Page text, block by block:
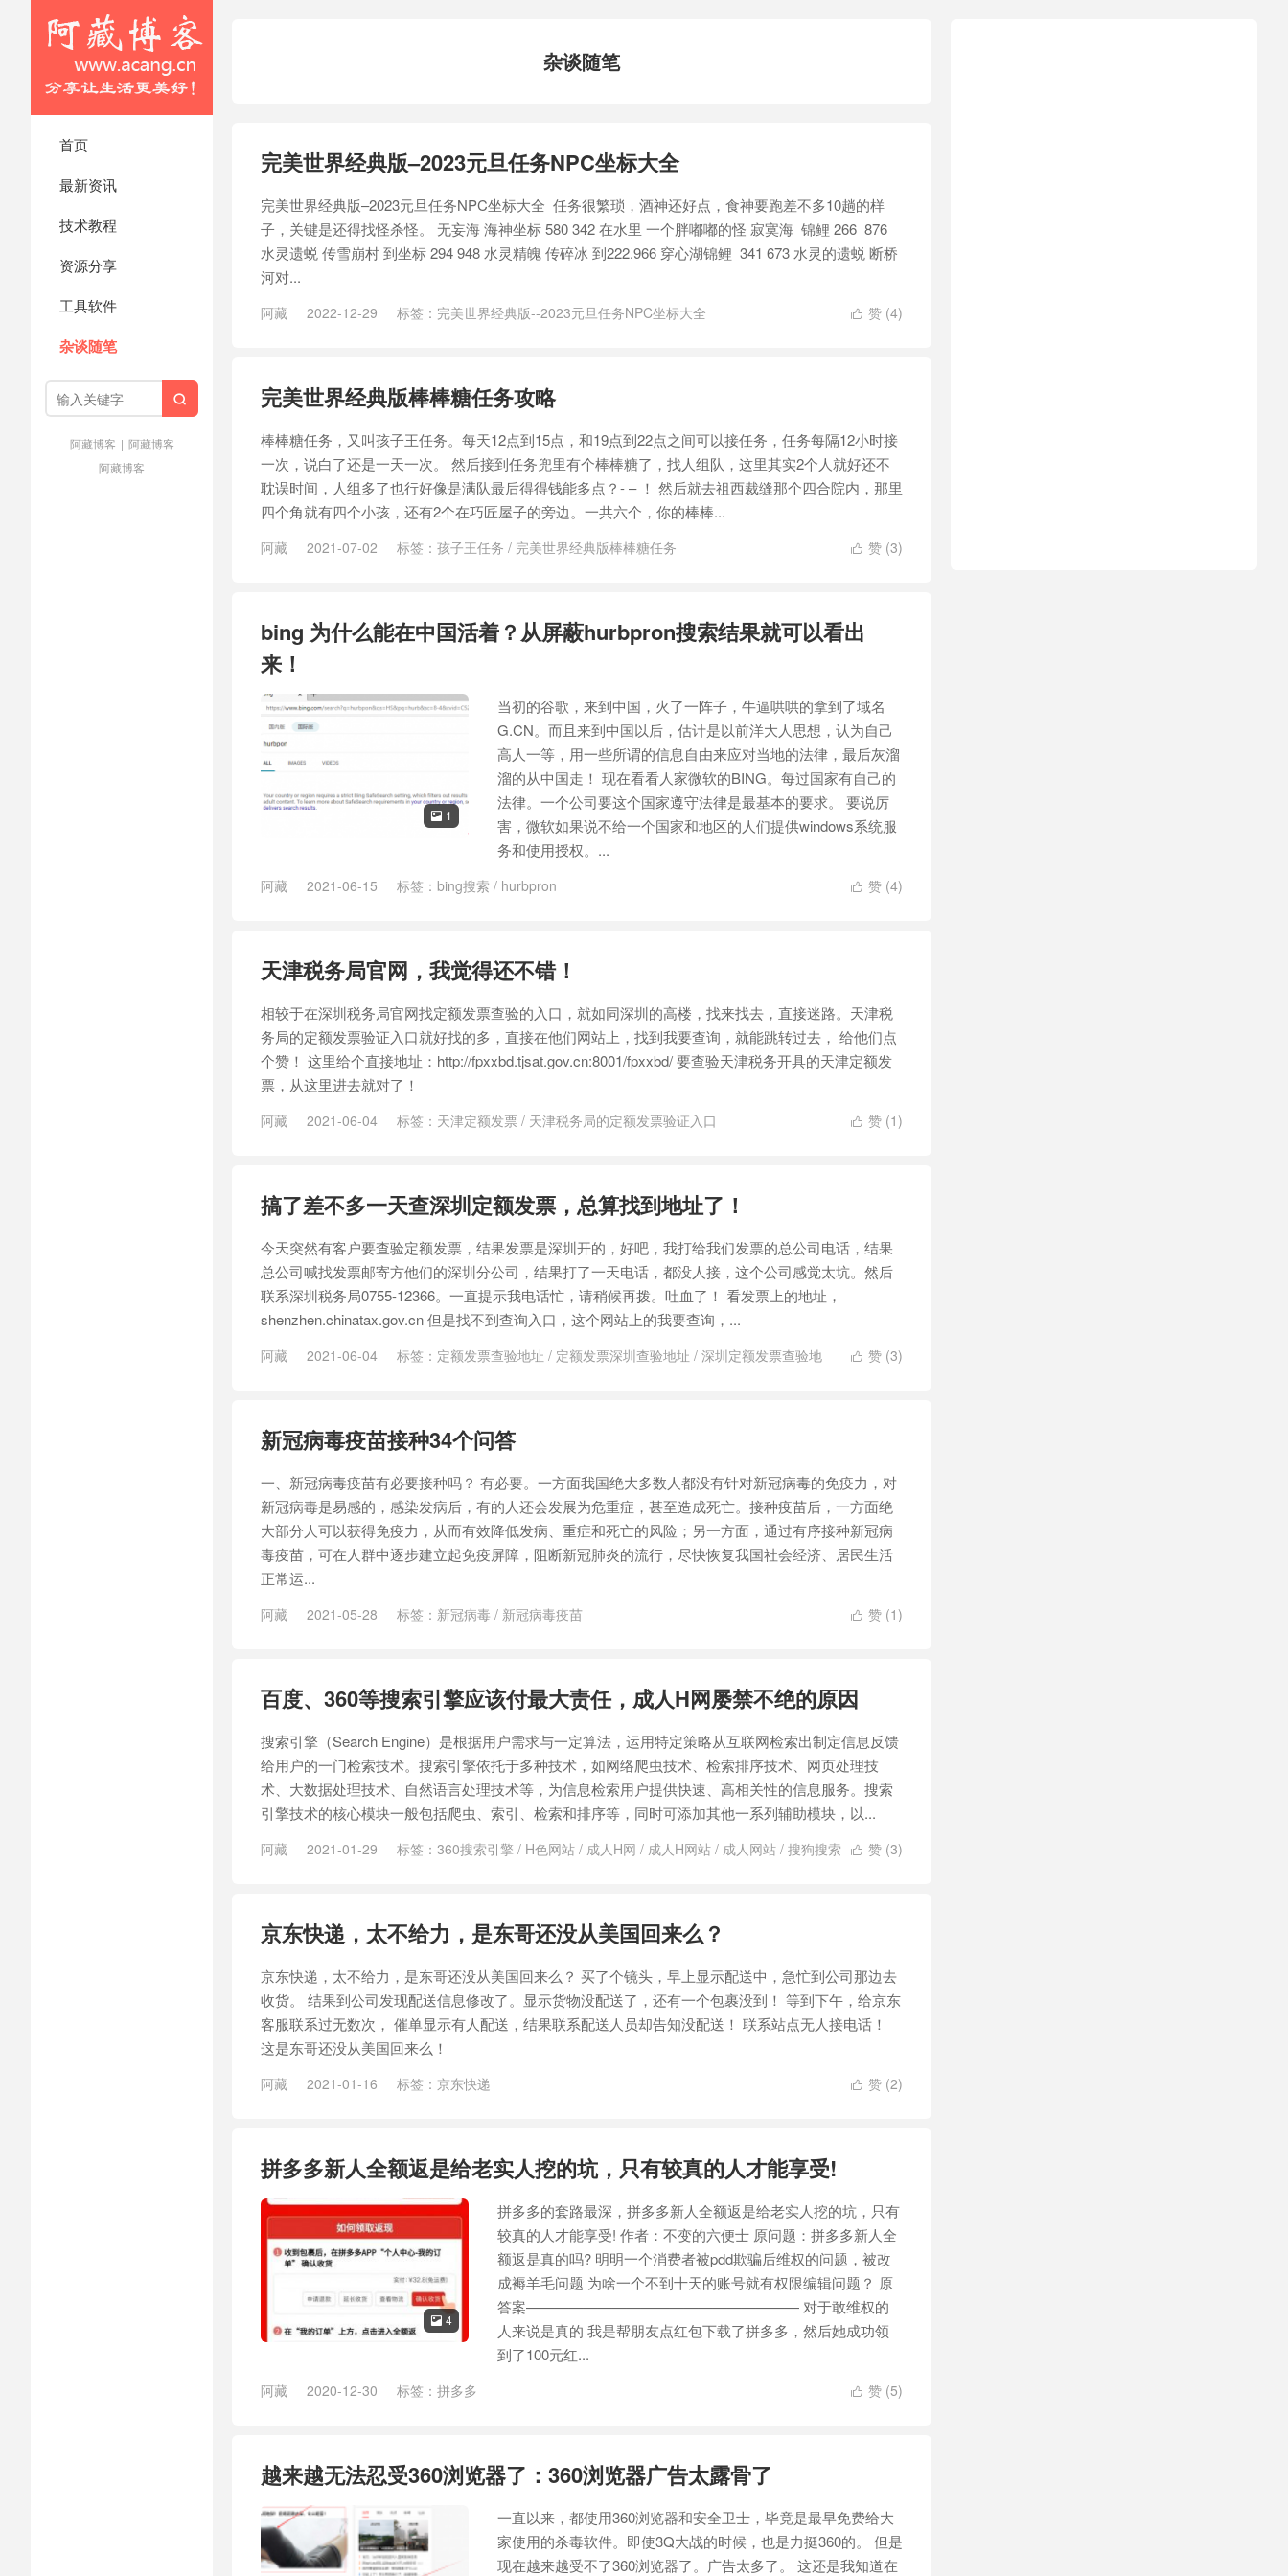
首页
最新资讯
技术教程
资源分享
工具软件
杂谈随笔

阿藏博客 | 阿藏博客
阿藏博客
杂谈随笔
完美世界经典版–2023元旦任务NPC坐标大全
完美世界经典版–2023元旦任务NPC坐标大全 任务很繁琐，酒神还好点，食神要跑差不多10趟的样
子，关键是还得找怪杀怪。 无妄海 海神坐标 580 342 在水里 一个胖嘟嘟的怪 寂寞海 锦鲤 266 876
水灵遗蜕 传雪崩村 到坐标 294 948 水灵精魄 传碎冰 到222.966 穿心湖锦鲤 341 673 水灵的遗蜕 断桥
河对...
 赞 (4)
阿藏 2022-12-29 标签： 完美世界经典版--2023元旦任务NPC坐标大全
完美世界经典版棒棒糖任务攻略
棒棒糖任务，又叫孩子王任务。每天12点到15点，和19点到22点之间可以接任务，任务每隔12小时接
一次，说白了还是一天一次。 然后接到任务兜里有个棒棒糖了，找人组队，这里其实2个人就好还不
耽误时间，人组多了也行好像是满队最后得得钱能多点？- – ！ 然后就去祖西裁缝那个四合院内，那里
四个角就有四个小孩，还有2个在巧匠屋子的旁边。一共六个，你的棒棒...
 赞 (3)
阿藏 2021-07-02 标签： 孩子王任务 / 完美世界经典版棒棒糖任务
bing 为什么能在中国活着？从屏蔽hurbpron搜索结果就可以看出
来！
 1
当初的谷歌，来到中国，火了一阵子，牛逼哄哄的拿到了域名
G.CN。而且来到中国以后，估计是以前洋大人思想，认为自己
高人一等，用一些所谓的信息自由来应对当地的法律，最后灰溜
溜的从中国走！ 现在看看人家微软的BING。每过国家有自己的
法律。一个公司要这个国家遵守法律是最基本的要求。 要说厉
害，微软如果说不给一个国家和地区的人们提供windows系统服
务和使用授权。...
 赞 (4)
阿藏 2021-06-15 标签： bing搜索 / hurbpron
天津税务局官网，我觉得还不错！
相较于在深圳税务局官网找定额发票查验的入口，就如同深圳的高楼，找来找去，直接迷路。天津税
务局的定额发票验证入口就好找的多，直接在他们网站上，找到我要查询，就能跳转过去， 给他们点
个赞！ 这里给个直接地址：http://fpxxbd.tjsat.gov.cn:8001/fpxxbd/ 要查验天津税务开具的天津定额发
票，从这里进去就对了！
 赞 (1)
阿藏 2021-06-04 标签： 天津定额发票 / 天津税务局的定额发票验证入口
搞了差不多一天查深圳定额发票，总算找到地址了！
今天突然有客户要查验定额发票，结果发票是深圳开的，好吧，我打给我们发票的总公司电话，结果
总公司喊找发票邮寄方他们的深圳分公司，结果打了一天电话，都没人接，这个公司感觉太坑。然后
联系深圳税务局0755-12366。一直提示我电话忙，请稍候再拨。吐血了！ 看发票上的地址，
shenzhen.chinatax.gov.cn 但是找不到查询入口，这个网站上的我要查询，...
 赞 (3)
阿藏 2021-06-04 标签： 定额发票查验地址 / 定额发票深圳查验地址 / 深圳定额发票查验地
新冠病毒疫苗接种34个问答
一、新冠病毒疫苗有必要接种吗？ 有必要。一方面我国绝大多数人都没有针对新冠病毒的免疫力，对
新冠病毒是易感的，感染发病后，有的人还会发展为危重症，甚至造成死亡。接种疫苗后，一方面绝
大部分人可以获得免疫力，从而有效降低发病、重症和死亡的风险；另一方面，通过有序接种新冠病
毒疫苗，可在人群中逐步建立起免疫屏障，阻断新冠肺炎的流行，尽快恢复我国社会经济、居民生活
正常运...
 赞 (1)
阿藏 2021-05-28 标签： 新冠病毒 / 新冠病毒疫苗
百度、360等搜索引擎应该付最大责任，成人H网屡禁不绝的原因
搜索引擎（Search Engine）是根据用户需求与一定算法，运用特定策略从互联网检索出制定信息反馈
给用户的一门检索技术。搜索引擎依托于多种技术，如网络爬虫技术、检索排序技术、网页处理技
术、大数据处理技术、自然语言处理技术等，为信息检索用户提供快速、高相关性的信息服务。搜索
引擎技术的核心模块一般包括爬虫、索引、检索和排序等，同时可添加其他一系列辅助模块，以...
 赞 (3)
阿藏 2021-01-29 标签： 360搜索引擎 / H色网站 / 成人H网 / 成人H网站 / 成人网站 / 搜狗搜索
京东快递，太不给力，是东哥还没从美国回来么？
京东快递，太不给力，是东哥还没从美国回来么？ 买了个镜头，早上显示配送中，急忙到公司那边去
收货。 结果到公司发现配送信息修改了。显示货物没配送了，还有一个包裹没到！ 等到下午，给京东
客服联系过无数次， 催单显示有人配送，结果联系配送人员却告知没配送！ 联系站点无人接电话！
这是东哥还没从美国回来么！
 赞 (2)
阿藏 2021-01-16 标签： 京东快递
拼多多新人全额返是给老实人挖的坑，只有较真的人才能享受!
 4
拼多多的套路最深，拼多多新人全额返是给老实人挖的坑，只有
较真的人才能享受! 作者：不变的六便士 原问题：拼多多新人全
额返是真的吗? 明明一个消费者被pdd欺骗后维权的问题，被改
成褥羊毛问题 为啥一个不到十天的账号就有权限编辑问题？ 原
答案——————————————————— 对于敢维权的
人来说是真的 我是帮朋友点红包下载了拼多多，然后她成功领
到了100元红...
 赞 (5)
阿藏 2020-12-30 标签： 拼多多
越来越无法忍受360浏览器了：360浏览器广告太露骨了
一直以来，都使用360浏览器和安全卫士，毕竟是最早免费给大
家使用的杀毒软件。即使3Q大战的时候，也是力挺360的。 但是
现在越来越受不了360浏览器了。广告太多了。 这还是我知道在